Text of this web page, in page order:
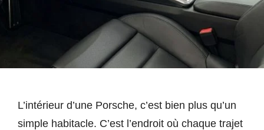
L’intérieur d’une Porsche, c’est bien plus qu’un
simple habitacle. C’est l’endroit où chaque trajet